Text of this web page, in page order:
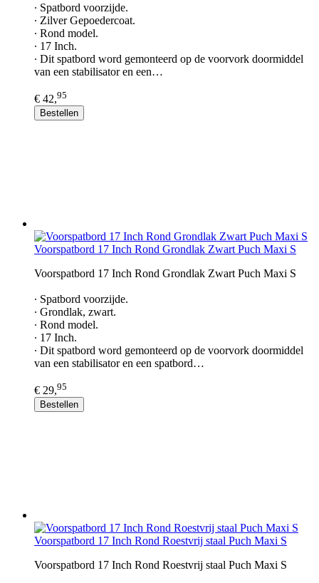
∙ Spatbord voorzijde.
∙ Zilver Gepoedercoat.
∙ Rond model.
∙ 17 Inch.
∙ Dit spatbord word gemonteerd op de voorvork doormiddel
van een stabilisator en een…
€ 42,95
Bestellen
Voorspatbord 17 Inch Rond Grondlak Zwart Puch Maxi S
Voorspatbord 17 Inch Rond Grondlak Zwart Puch Maxi S
∙ Spatbord voorzijde.
∙ Grondlak, zwart.
∙ Rond model.
∙ 17 Inch.
∙ Dit spatbord word gemonteerd op de voorvork doormiddel
van een stabilisator en een spatbord…
€ 29,95
Bestellen
Voorspatbord 17 Inch Rond Roestvrij staal Puch Maxi S
Voorspatbord 17 Inch Rond Roestvrij staal Puch Maxi S